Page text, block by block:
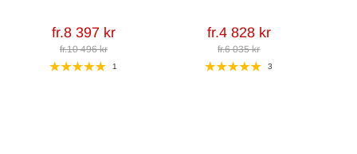
fr.8 397 kr
fr.10 496 kr
1
fr.4 828 kr
fr.6 035 kr
3